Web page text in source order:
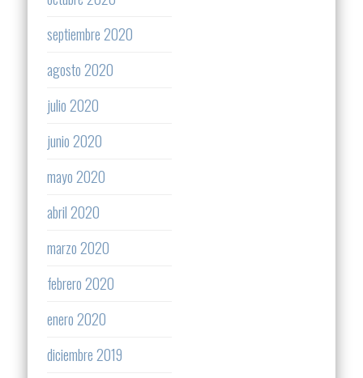
septiembre 2020
agosto 2020
julio 2020
junio 2020
mayo 2020
abril 2020
marzo 2020
febrero 2020
enero 2020
diciembre 2019